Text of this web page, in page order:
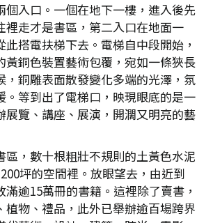
個入口。一個在地下一樓，進入後先
裡走才是書區，第二入口在地面一
搭電扶梯下去。電梯自中段開始，
黃銅色裝置藝術包覆，宛如一條狹長
，銅雕表面散發變化多端的光澤，氛
。等到出了電梯口，映現眼底的是一
展覽、講座、展演，開濶又明亮的藝
區，數十根粗壯不規則的土黃色水泥
坪的空間裡。放眼望去，由近到
逾15萬冊的書籍。這裡除了賣書，
植物、禮品，此外已舉辦逾百場跨界